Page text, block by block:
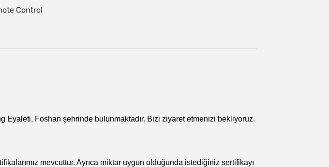
Eyaleti, Foshan şehrinde bulunmaktadır. Bizi ziyaret etmenizi bekliyoruz.
mevcuttur. Ayrıca miktar uygun olduğunda istediğiniz sertifikayı